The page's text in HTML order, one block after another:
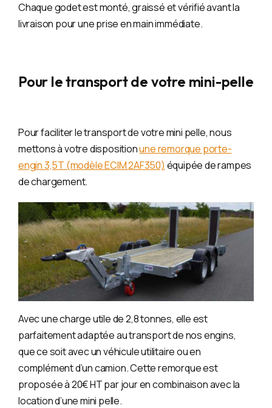
Chaque godet est monté, graissé et vérifié avant la
livraison pour une prise en main immédiate.
Pour le transport de votre mini-pelle
Pour faciliter le transport de votre mini pelle, nous
mettons à votre dispositionune remorque porte-
engin 3,5T (modèle ECIM 2AF350) équipée de rampes
de chargement.
Avec une charge utile de 2,8 tonnes, elle est
parfaitement adaptée au transport de nos engins,
que ce soit avec un véhicule utilitaire ou en
complément d’un camion. Cette remorque est
proposée à 20€ HT par jour en combinaison avec la
location d’une mini pelle.